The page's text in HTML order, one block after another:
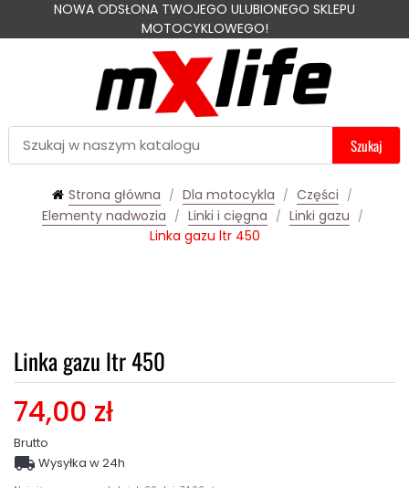
NOWA ODSŁONA TWOJEGO ULUBIONEGO SKLEPU
MOTOCYKLOWEGO!
Szukaj
Strona główna Dla motocykla
Części
Elementy nadwozia
Linki i cięgna
Linki gazu
Linka gazu ltr 450
Linka gazu ltr 450
74,00 zł
Brutto
 Wysyłka w 24h